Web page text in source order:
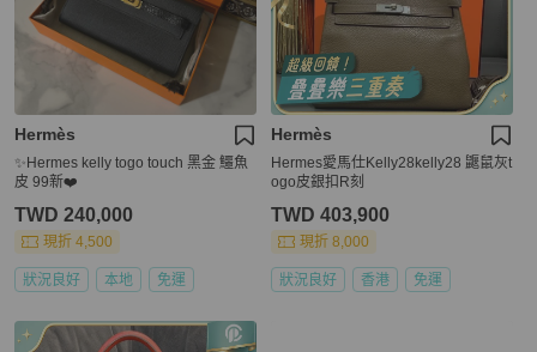
Hermès
✨Hermes kelly togo touch 黑金 鱷魚
皮 99新❤️
TWD 240,000
現折 4,500
狀況良好 本地 免運
Hermès
Hermes愛馬仕Kelly28kelly28 鼴鼠灰t
ogo皮銀扣R刻
TWD 403,900
現折 8,000
狀況良好 香港 免運